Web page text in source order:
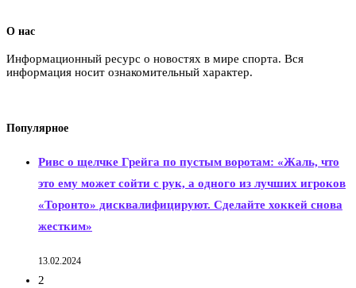
О нас
Информационный ресурс о новостях в мире спорта. Вся
информация носит ознакомительный характер.
Популярное
Ривс о щелчке Грейга по пустым воротам: «Жаль, что
это ему может сойти с рук, а одного из лучших игроков
«Торонто» дисквалифицируют. Сделайте хоккей снова
жестким»
13.02.2024
2